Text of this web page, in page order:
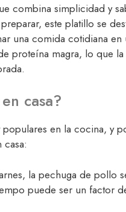
combina simplicidad y
este platillo se
una comida cotidiana en
proteína magra, lo que
casa?
en la cocina, y
la pechuga de pollo
puede ser un factor